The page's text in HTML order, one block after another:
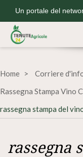
Un portale del
Home
Corriere
Rassegna Stampa Vino
rassegna stampa del
rassegna